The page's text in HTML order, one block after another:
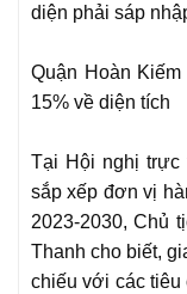
diện phải sáp
Quận Hoàn
15% về diện tích
Tại Hội nghị trực
sắp xếp đơn vị
2023-2030, Chủ
Thanh cho biết,
chiếu với các tiêu